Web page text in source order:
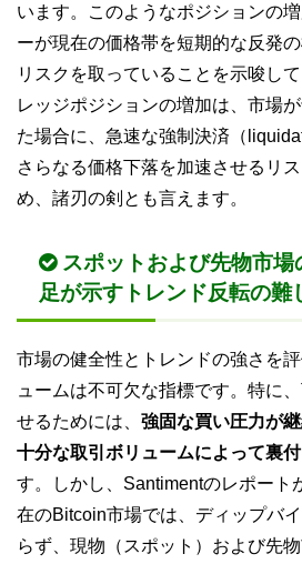
います。このようなポジションの
ーが現在の価格帯を短期的な反発
リスクを取っていることを示唆し
レッジポジションの増加は、市場
た場合に、急速な強制決済（
さらなる価格下落を加速させるリ
め、諸刃の剣とも言えます。
スポットおよび先物市
足が示すトレンド反転の難
市場の健全性とトレンドの強さを
ュームは不可欠な指標です。特に
せるためには、 強固な買い圧力が
十分な取引ボリュームによって裏
す。しかし、Santimentのレポート
在のBitcoin市場では、ディップバ
らず、現物（スポット）および先